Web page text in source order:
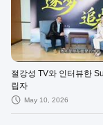
절강성 TV와 인터뷰한
립자
May 10, 2026